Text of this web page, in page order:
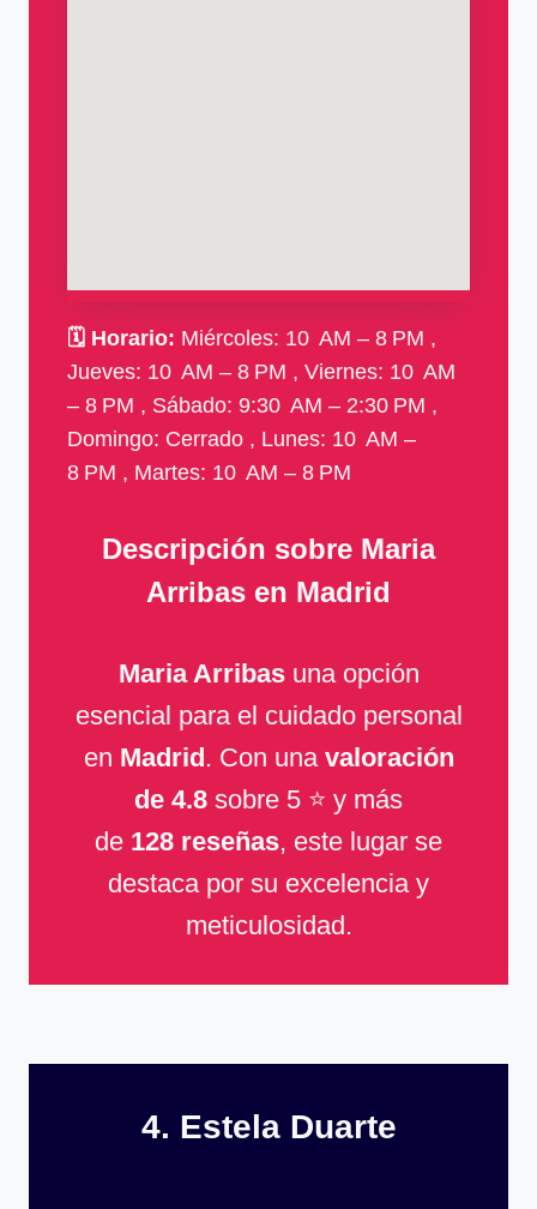
🗓 Horario: Miércoles: 10 AM – 8 PM ,
Jueves: 10 AM – 8 PM , Viernes: 10 AM
– 8 PM , Sábado: 9:30 AM – 2:30 PM ,
Domingo: Cerrado , Lunes: 10 AM –
8 PM , Martes: 10 AM – 8 PM
Descripción sobre Maria
Arribas en Madrid
Maria Arribasuna opción
esencial para el cuidado personal
en Madrid. Con una valoración
de 4.8 sobre 5 ⭐ y más
de 128 reseñas, este lugar se
destaca por su excelencia y
meticulosidad.
4. Estela Duarte